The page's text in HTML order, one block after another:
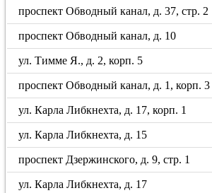
проспект Обводный канал, д. 37, стр. 2
проспект Обводный канал, д. 10
ул. Тимме Я., д. 2, корп. 5
проспект Обводный канал, д. 1, корп. 3
ул. Карла Либкнехта, д. 17, корп. 1
ул. Карла Либкнехта, д. 15
проспект Дзержинского, д. 9, стр. 1
ул. Карла Либкнехта, д. 17